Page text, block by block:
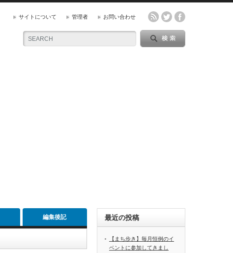
サイトについて 管理者 お問い合わせ
編集後記 最近の投稿
【まち歩き】毎月恒例のイ
ベントに参加してきまし